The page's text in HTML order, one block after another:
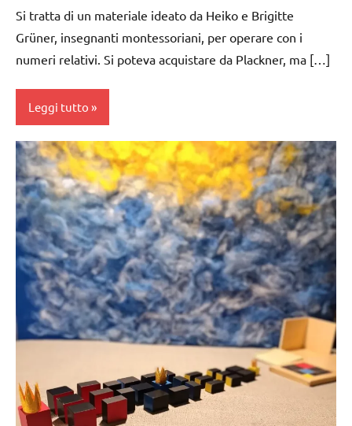
Si tratta di un materiale ideato da Heiko e Brigitte
Grüner, insegnanti montessoriani, per operare con i
numeri relativi. Si poteva acquistare da Plackner, ma […]
Leggi tutto
algebra
Montessori
classi
1a-5a
dai
6
anni
GUIDA
DIDATTICA
MATEMATICA
MONTESSORI